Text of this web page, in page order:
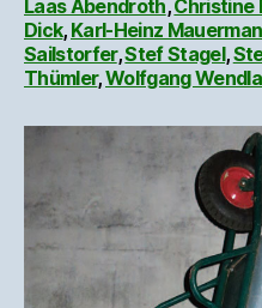
Laas Abendroth,Christine
Dick, Karl-Heinz
Sailstorfer,Stef Stagel,
Thümler,Wolfgang